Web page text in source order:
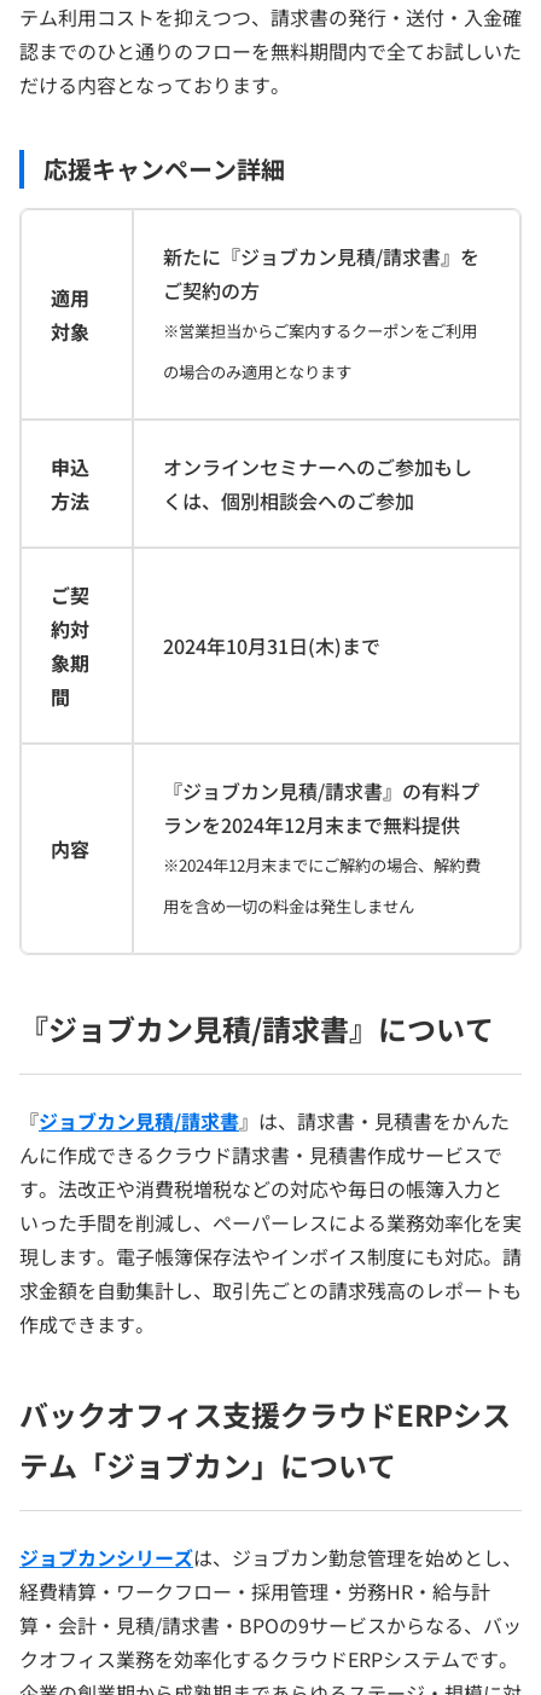
テム利用コストを抑えつつ、請求書の発行・送付・入金確
認までのひと通りのフローを無料期間内で全てお試しいた
だける内容となっております。
応援キャンペーン詳細
適用
対象
新たに『ジョブカン見積/請求書』を
ご契約の方
※営業担当からご案内するクーポンをご利用
の場合のみ適用となります
申込
方法
オンラインセミナーへのご参加もし
くは、個別相談会へのご参加
ご契
約対
象期
間
2024年10月31日(木)まで
内容
『ジョブカン見積/請求書』の有料プ
ランを2024年12月末まで無料提供
※2024年12月末までにご解約の場合、解約費
用を含め一切の料金は発生しません
『ジョブカン見積/請求書』について
『ジョブカン見積/請求書』は、請求書・見積書をかんた
んに作成できるクラウド請求書・見積書作成サービスで
す。法改正や消費税増税などの対応や毎日の帳簿入力と
いった手間を削減し、ペーパーレスによる業務効率化を実
現します。電子帳簿保存法やインボイス制度にも対応。請
求金額を自動集計し、取引先ごとの請求残高のレポートも
作成できます。
バックオフィス支援クラウドERPシス
テム「ジョブカン」について
ジョブカンシリーズは、ジョブカン勤怠管理を始めとし、
経費精算・ワークフロー・採用管理・労務HR・給与計
算・会計・見積/請求書・BPOの9サービスからなる、バッ
クオフィス業務を効率化するクラウドERPシステムです。